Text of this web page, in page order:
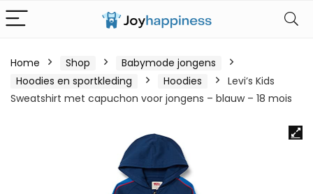
Home Shop
Babymode jongens
Hoodies en sportkleding
Hoodies
Levi’s Kids
Sweatshirt met capuchon voor jongens – blauw – 18 mois